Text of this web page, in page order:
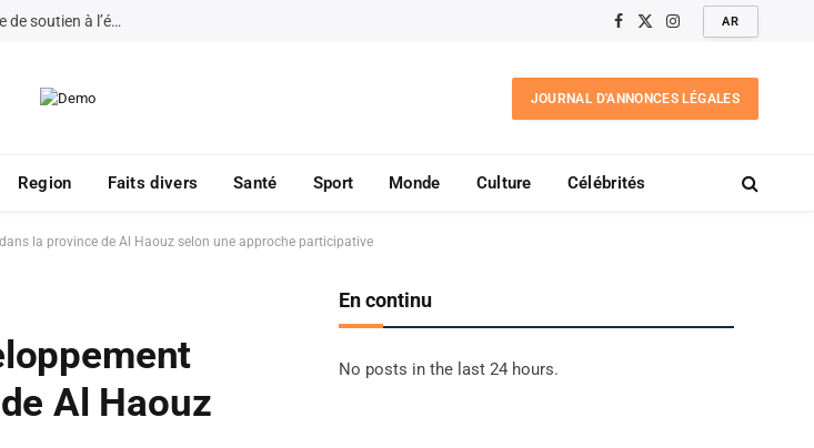
La Fondation Bayt Mal Al-Quds lance son programme de soutien à l’éducation à Jérusalem pour 2026
Facebook
X
Instagram
AR
JOURNAL D'ANNONCES LÉGALES
Region Faits divers Santé Sport Monde Culture Célébrités
la province de Al Haouz selon une approche participative
Al Haouz
En continu
No posts in the last 24 hours.